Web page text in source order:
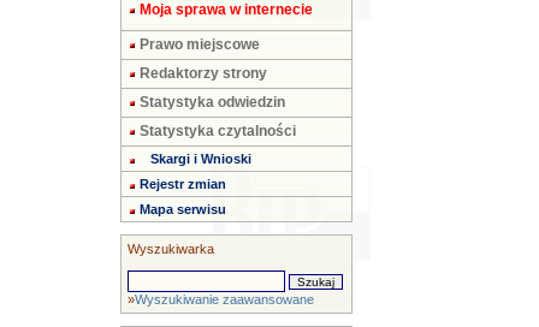
Moja sprawa w internecie
Prawo miejscowe
Redaktorzy strony
Statystyka odwiedzin
Statystyka czytalności
Skargi i Wnioski
Rejestr zmian
Mapa serwisu
Wyszukiwarka
»Wyszukiwanie zaawansowane